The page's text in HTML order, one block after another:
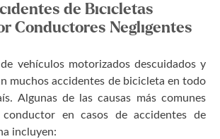
de Bicicletas
Conductores Negligentes
vehículos motorizados descuidados y
muchos accidentes de bicicleta en todo
Algunas de las causas más comunes
en casos de accidentes de
incluyen: